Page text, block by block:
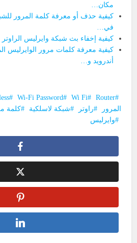
مكان…
كيفية حذف أو معرفة كلمة المرور
في…
كيفية إخفاء بث شبكة وايرليس الراوتر
كيفية معرفة كلمات مرور الوايرليس
أندرويد و…
Router
Wi Fi
Wi-Fi Password
المرور
راوتر شبكة لاسلكية كلمة
وايرليس